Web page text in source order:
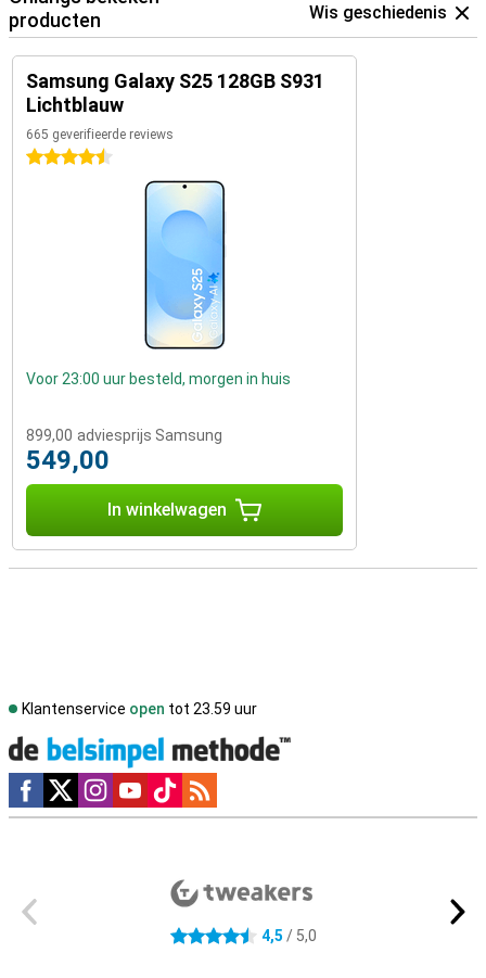
producten
Wis geschiedenis
Samsung Galaxy S25 128GB S931
Lichtblauw
665 geverifieerde reviews
4.5 sterren
Voor 23:00 uur besteld, morgen in huis
899,00 adviesprijs Samsung
549,00
In winkelwagen
Klantenservice open tot 23.59 uur
Social media
4.5 sterren 4,5 / 5,0